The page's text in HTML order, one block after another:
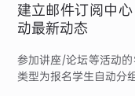
建立邮件订阅中
动最新动态
参加讲座/论坛等活动
类型为报名学生自动分组